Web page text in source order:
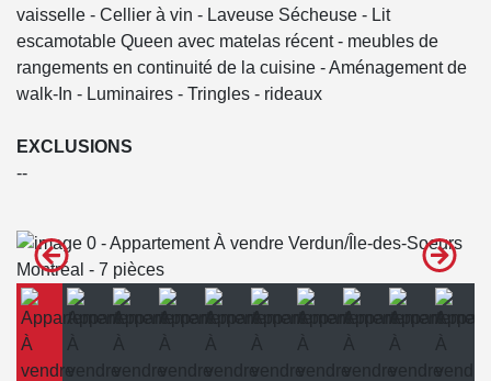
vaisselle - Cellier à vin - Laveuse Sécheuse - Lit
escamotable Queen avec matelas récent - meubles de
rangements en continuité de la cuisine - Aménagement de
walk-In - Luminaires - Tringles - rideaux
EXCLUSIONS
--